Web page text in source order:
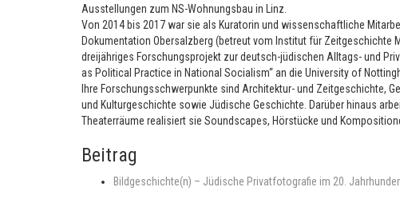
Ausstellungen zum NS-Wohnungsbau in Linz.
Von 2014 bis 2017 war sie als Kuratorin und wissenschaftliche
Dokumentation Obersalzberg (betreut vom Institut für Zeitgeschichte
dreijähriges Forschungsprojekt zur deutsch-jüdischen Alltags- und
as Political Practice in National Socialism“ an die University of
Ihre Forschungsschwerpunkte sind Architektur- und Zeitgeschichte,
und Kulturgeschichte sowie Jüdische Geschichte. Darüber hinaus
Theaterräume realisiert sie Soundscapes, Hörstücke und
Beitrag
Bildgeschichte(n) – Jüdische Privatfotografie im 20.